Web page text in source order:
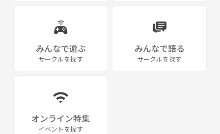
みんなで遊ぶ
サークルを探す
みんなで語る
サークルを探す
オンライン特集
イベントを探す